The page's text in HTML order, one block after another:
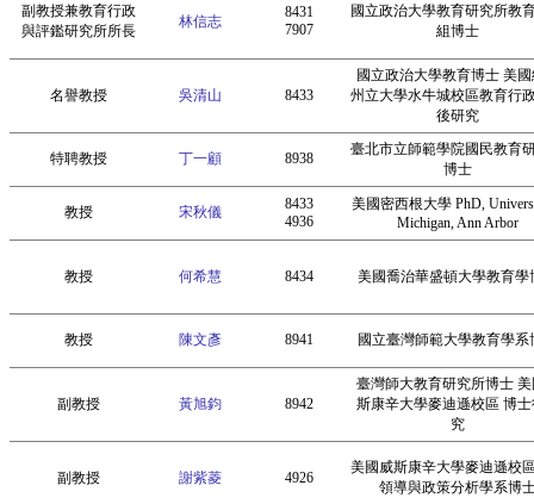
副教授兼教育行政
與評鑑研究所所長
林信志
8431
7907
國立政治大學教育研究所教
組博士
名譽教授 吳清山 8433
國立政治大學教育博士 美
州立大學水牛城校區教育行
後研究
特聘教授 丁一顧 8938
臺北市立師範學院國民教育
博士
教授 宋秋儀
8433
4936
美國密西根大學 PhD,
Michigan, Ann Arbor
教授 何希慧 8434 美國喬治華盛頓大學教育學
教授 陳文彥 8941 國立臺灣師範大學教育學系
副教授 黃旭鈞 8942
臺灣師大教育研究所博士
斯康辛大學麥迪遜校區 博
究
副教授 謝紫菱 4926
美國威斯康辛大學麥迪遜校
領導與政策分析學系博